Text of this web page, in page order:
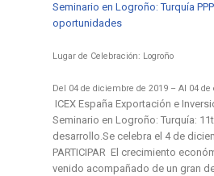
Seminario en Logroño: Turquía
oportunidades
Lugar de Celebración: Logroño
Del 04 de diciembre de 2019 – Al 04
ICEX España Exportación e
Seminario en Logroño: Turquía:
desarrollo.Se celebra el 4 de
PARTICIPAR El crecimiento
venido acompañado de un gran